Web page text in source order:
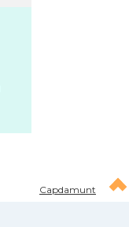
Capdamunt